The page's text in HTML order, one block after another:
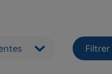
Filtrer